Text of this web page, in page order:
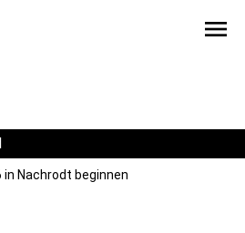
menu
in Nachrodt beginnen